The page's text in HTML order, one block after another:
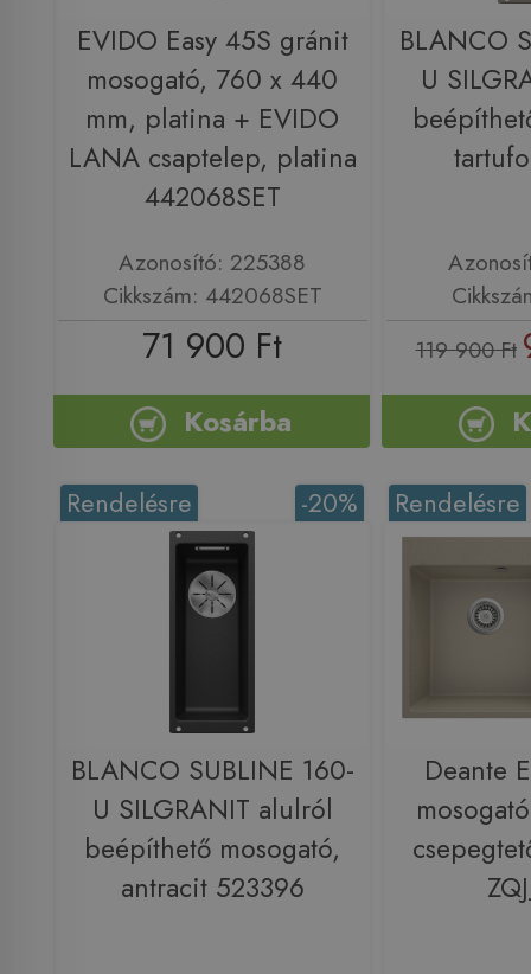
EVIDO Easy 45S gránit
mosogató, 760 x 440
mm, platina + EVIDO
LANA csaptelep, platina
442068SET
Azonosító: 225388
Cikkszám: 442068SET
71 900 Ft
Kosárba
BLANCO
U
119 900 Ft
-20%
Rendelésre
BLANCO SUBLINE 160-
U SILGRANIT alulról
beépíthető mosogató,
antracit 523396
Rendelésre
Deante